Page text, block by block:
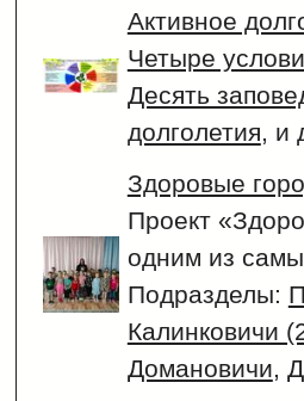
Активное
Четыре
Десять
долголетия, и
Здоровые
Проект
одним из
Подразделы:
Калинковичи
Домановичи,